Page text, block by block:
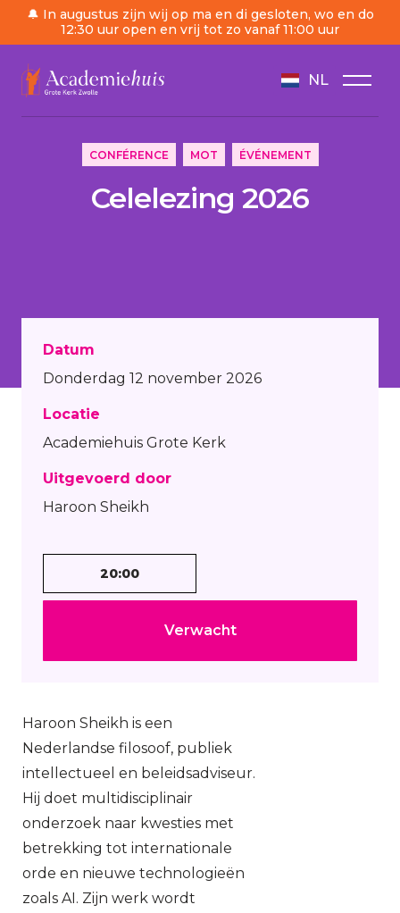
🔔 In augustus zijn wij op ma en di gesloten, wo en do
12:30 uur open en vrij tot zo vanaf 11:00 uur
NL
/ Ordre du jour
CONFÉRENCE MOT ÉVÉNEMENT
Celelezing 2026
Datum
Donderdag 12 november 2026
Locatie
Academiehuis Grote Kerk
Uitgevoerd door
Haroon Sheikh
20:00
Verwacht
Haroon Sheikh is een
Nederlandse filosoof, publiek
intellectueel en beleidsadviseur.
Hij doet multidisciplinair
onderzoek naar kwesties met
betrekking tot internationale
orde en nieuwe technologieën
zoals AI. Zijn werk wordt